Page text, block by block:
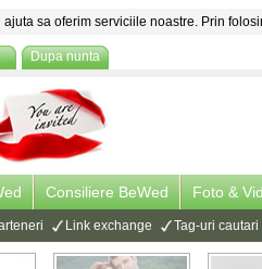
ajuta sa oferim serviciile noastre. Prin
Dupa nunta
Consiliere BeWed Foto &
Link exchange Tag-uri cautari